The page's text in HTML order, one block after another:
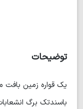
توضیحات
باسندتک برگ